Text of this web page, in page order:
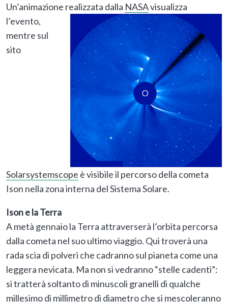
Un’animazione realizzata dalla NASAvisualizza
l’evento,
mentre sul
sito
Solarsystemscope è visibile il percorso della cometa
Ison nella zona interna del Sistema Solare.
Ison e la Terra
A metà gennaio la Terra attraverserà l’orbita percorsa
dalla cometa nel suo ultimo viaggio. Qui troverà una
rada scia di polveri che cadranno sul pianeta come una
leggera nevicata. Ma non si vedranno “stelle cadenti”:
si tratterà soltanto di minuscoli granelli di qualche
millesimo di millimetro di diametro che si mescoleranno